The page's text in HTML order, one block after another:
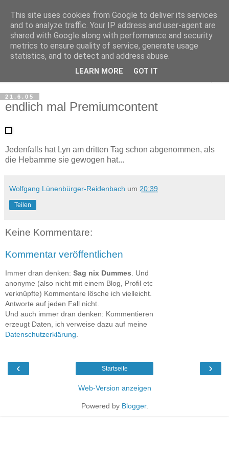
Haltungsturnen
Niveau sieht nur von unten aus wie Arroganz.
21.6.05
endlich mal Premiumcontent
Jedenfalls hat Lyn am dritten Tag schon abgenommen, als
die Hebamme sie gewogen hat...
Wolfgang Lünenbürger-Reidenbach um 20:39
Teilen
Keine Kommentare:
Kommentar veröffentlichen
Immer dran denken: Sag nix Dummes . Und
anonyme (also nicht mit einem Blog, Profil etc
verknüpfte) Kommentare lösche ich vielleicht.
Antworte auf jeden Fall nicht.
Und auch immer dran denken: Kommentieren
erzeugt Daten, ich verweise dazu auf meine
Datenschutzerklärung
‹ ›
Startseite
Web-Version anzeigen
Powered by Blogger.
This site uses cookies from Google to deliver its services
and to analyze traffic. Your IP address and user-agent are
shared with Google along with performance and security
metrics to ensure quality of service, generate usage
statistics, and to detect and address abuse.
LEARN MORE GOT IT